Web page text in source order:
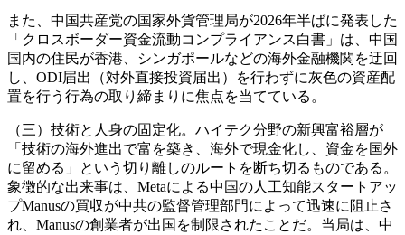
また、中国共産党の国家外貨管理局が2026年半ばに発表した
「クロスボーダー資金流動コンプライアンス白書」は、中国
国内の住民が香港、シンガポールなどの海外金融機関を迂回
し、ODI届出（対外直接投資届出）を行わずに灰色の資産配
置を行う行為の取り締まりに焦点を当てている。
（三）技術と人身の固定化。ハイテク分野の新興富裕層が
「技術の海外進出で富を築き、海外で現金化し、資金を国外
に留める」という切り離しのルートを断ち切るものである。
象徴的な出来事は、Metaによる中国の人工知能スタートアッ
プManusの買収が中共の監督管理部門によって迅速に阻止さ
れ、Manusの創業者が出国を制限されたことだ。当局は、中